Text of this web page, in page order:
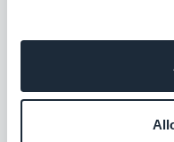
Klarna
køb nu